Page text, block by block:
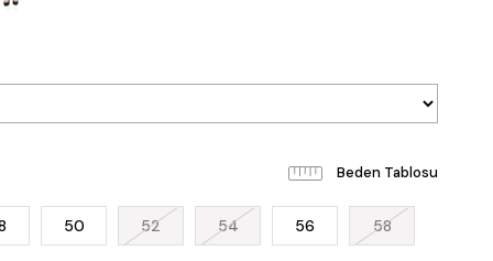
Beden Tablosu
50 52 54 56 58